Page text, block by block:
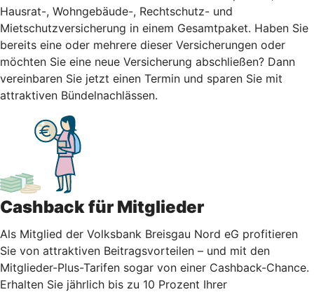
Hausrat-, Wohngebäude-, Rechtschutz- und
Mietschutzversicherung in einem Gesamtpaket. Haben Sie
bereits eine oder mehrere dieser Versicherungen oder
möchten Sie eine neue Versicherung abschließen? Dann
vereinbaren Sie jetzt einen Termin und sparen Sie mit
attraktiven Bündelnachlässen.
Cashback für Mitglieder
Als Mitglied der Volksbank Breisgau Nord eG profitieren
Sie von attraktiven Beitragsvorteilen – und mit den
Mitglieder-Plus-Tarifen sogar von einer Cashback-Chance.
Erhalten Sie jährlich bis zu 10 Prozent Ihrer